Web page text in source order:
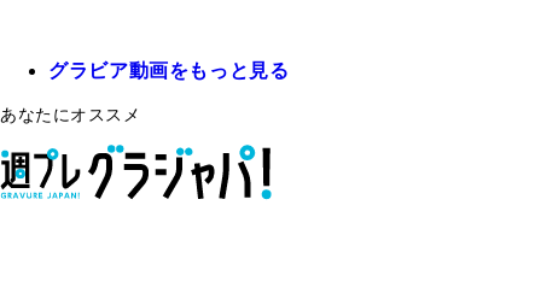
グラビア動画をもっと見る
あなたにオススメ